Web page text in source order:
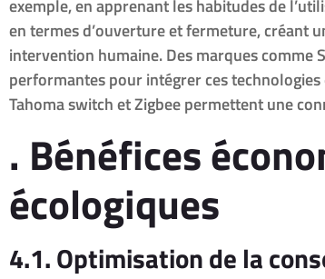
exemple, en apprenant les habitudes de
en termes d’ouverture et fermeture, créant
intervention humaine. Des marques
performantes pour intégrer ces
Tahoma switch et Zigbee permettent une
. Bénéfices
écologiques
4.1. Optimisation de la